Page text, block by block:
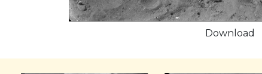
Download